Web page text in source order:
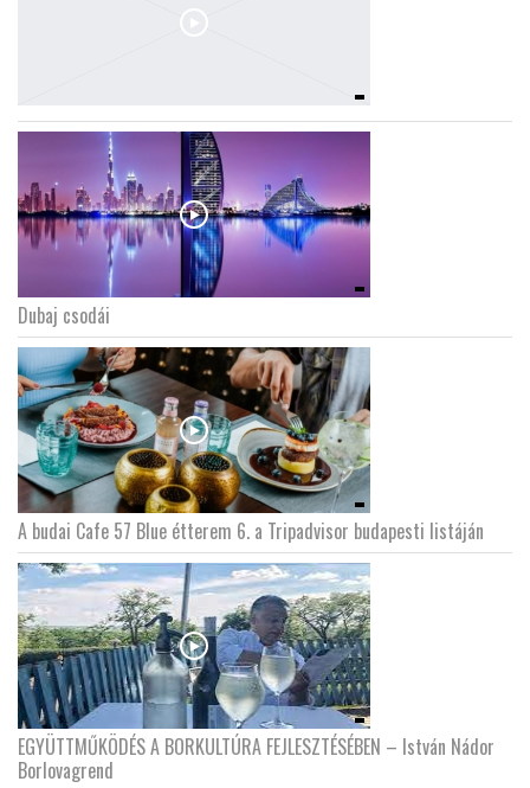
Dubaj csodái
A budai Cafe 57 Blue étterem 6. a Tripadvisor budapesti listáján
EGYÜTTMŰKÖDÉS A BORKULTÚRA FEJLESZTÉSÉBEN – István Nádor
Borlovagrend